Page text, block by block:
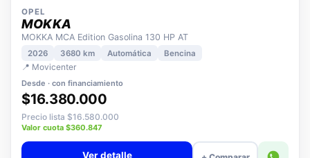
OPEL
MOKKA
MOKKA MCA Edition Gasolina 130 HP AT
2026 3680 km
📍 Movicenter
Desde · con financiamiento
$16.380.000
Precio lista $16.580.000
Valor cuota $360.847